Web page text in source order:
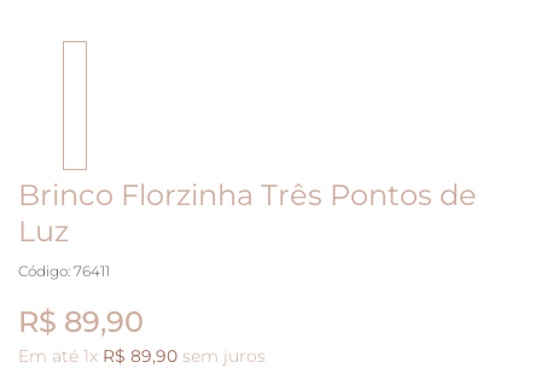
Brinco Florzinha Três Pontos de
Luz
Código: 76411
R$ 89,90
Em até 1x R$ 89,90 sem juros